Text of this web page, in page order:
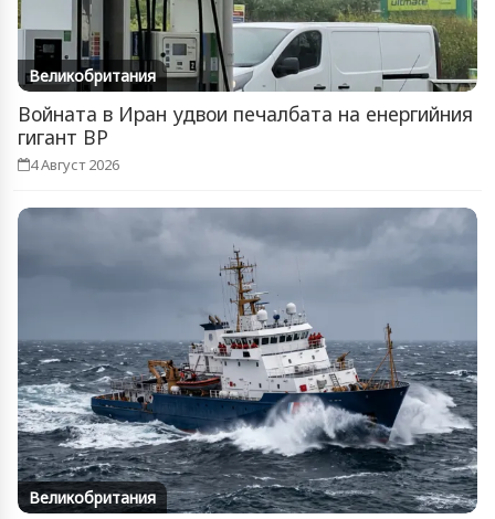
Великобритания
Войната в Иран удвои печалбата на енергийния
гигант BP
4 Август 2026
Великобритания